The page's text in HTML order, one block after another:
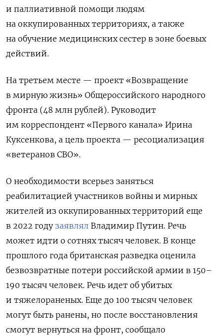
и паллиативной помощи людям
на оккупированных территориях, а также
на обучение медицинских сестер в зоне боевых
действий.
На третьем месте — проект «Возвращение
в мирную жизнь» Общероссийского народного
фронта (48 млн рублей). Руководит
им корреспондент «Первого канала» Ирина
Куксенкова, а цель проекта — ресоциализация
«ветеранов СВО».
О необходимости всерьез заняться
реабилитацией участников войны и мирных
жителей из оккупированных территорий еще
в 2022 году заявлял Владимир Путин. Речь
может идти о сотнях тысяч человек. В конце
прошлого года британская разведка оценила
безвозвратные потери российской армии в 150–
190 тысяч человек. Речь идет об убитых
и тяжелораненых. Еще до 100 тысяч человек
могут быть ранены, но после восстановления
смогут вернуться на фронт, сообщало